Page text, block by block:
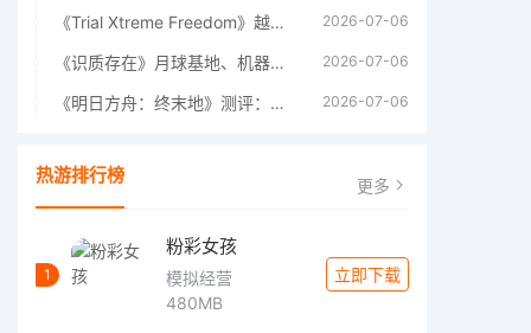
《Trial Xtreme Freedom》越野摩托车测评总结 2026-07-06
《识质存在》月球基地、机器人女孩多年来最佳射击游戏 2026-07-06
《明日方舟：终末地》测评：于荒芜之中，重建文明 2026-07-06
热游排行榜 更多
1
粉彩女孩
模拟经营
480MB
立即下载